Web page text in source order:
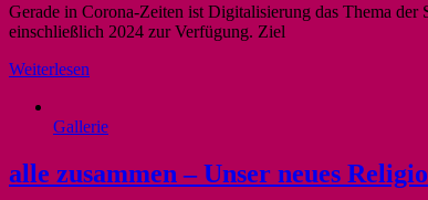
Gerade in Corona-Zeiten ist Digitalisierung das Thema
einschließlich 2024 zur Verfügung. Ziel
Weiterlesen
Gallerie
alle zusammen – Unser neues